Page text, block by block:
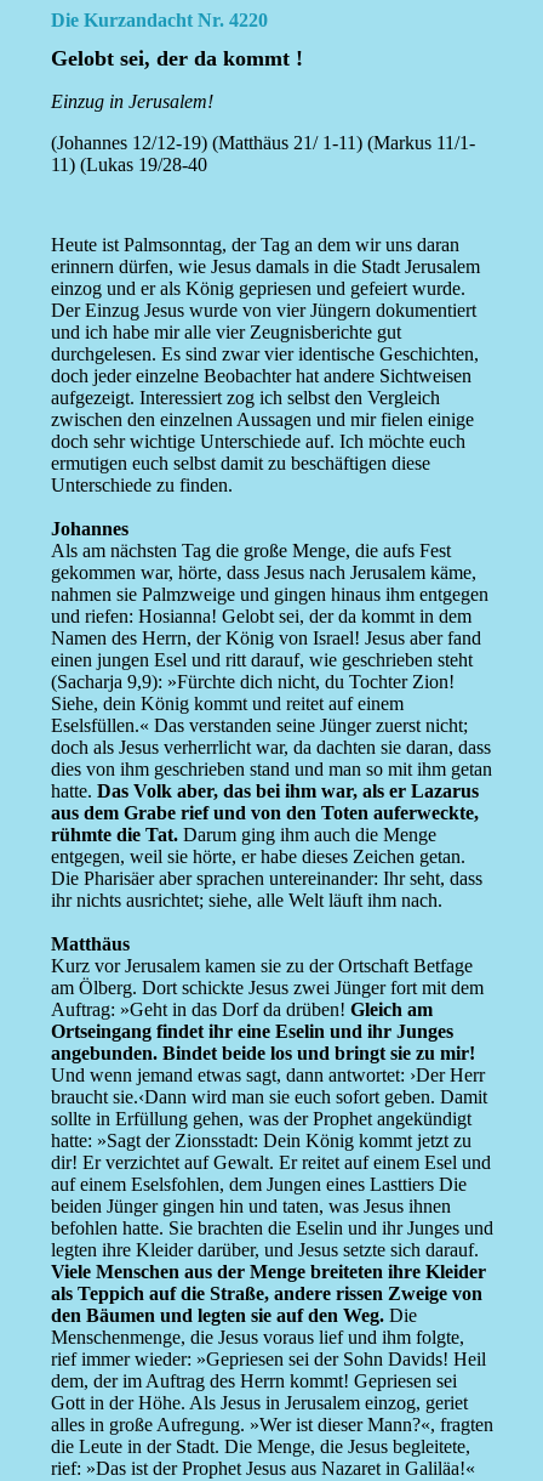
Die Kurzandacht Nr. 4220
Gelobt sei, der da kommt !
Einzug in Jerusalem!
(Johannes 12/12-19) (Matthäus 21/ 1-11) (Markus 11/1-
11) (Lukas 19/28-40
Heute ist Palmsonntag, der Tag an dem wir uns daran
erinnern dürfen, wie Jesus damals in die Stadt Jerusalem
einzog und er als König gepriesen und gefeiert wurde.
Der Einzug Jesus wurde von vier Jüngern dokumentiert
und ich habe mir alle vier Zeugnisberichte gut
durchgelesen. Es sind zwar vier identische Geschichten,
doch jeder einzelne Beobachter hat andere Sichtweisen
aufgezeigt. Interessiert zog ich selbst den Vergleich
zwischen den einzelnen Aussagen und mir fielen einige
doch sehr wichtige Unterschiede auf. Ich möchte euch
ermutigen euch selbst damit zu beschäftigen diese
Unterschiede zu finden.
Johannes
Als am nächsten Tag die große Menge, die aufs Fest
gekommen war, hörte, dass Jesus nach Jerusalem käme,
nahmen sie Palmzweige und gingen hinaus ihm entgegen
und riefen: Hosianna! Gelobt sei, der da kommt in dem
Namen des Herrn, der König von Israel! Jesus aber fand
einen jungen Esel und ritt darauf, wie geschrieben steht
(Sacharja 9,9): »Fürchte dich nicht, du Tochter Zion!
Siehe, dein König kommt und reitet auf einem
Eselsfüllen.« Das verstanden seine Jünger zuerst nicht;
doch als Jesus verherrlicht war, da dachten sie daran, dass
dies von ihm geschrieben stand und man so mit ihm getan
hatte. Das Volk aber, das bei ihm war, als er Lazarus
aus dem Grabe rief und von den Toten auferweckte,
rühmte die Tat.Darum ging ihm auch die Menge
entgegen, weil sie hörte, er habe dieses Zeichen getan.
Die Pharisäer aber sprachen untereinander: Ihr seht, dass
ihr nichts ausrichtet; siehe, alle Welt läuft ihm nach.
Matthäus
Kurz vor Jerusalem kamen sie zu der Ortschaft Betfage
am Ölberg. Dort schickte Jesus zwei Jünger fort mit dem
Auftrag: »Geht in das Dorf da drüben! Gleich am
Ortseingang findet ihr eine Eselin und ihr Junges
angebunden. Bindet beide los und bringt sie zu mir!
Und wenn jemand etwas sagt, dann antwortet: ›Der Herr
braucht sie.‹Dann wird man sie euch sofort geben. Damit
sollte in Erfüllung gehen, was der Prophet angekündigt
hatte: »Sagt der Zionsstadt: Dein König kommt jetzt zu
dir! Er verzichtet auf Gewalt. Er reitet auf einem Esel und
auf einem Eselsfohlen, dem Jungen eines Lasttiers Die
beiden Jünger gingen hin und taten, was Jesus ihnen
befohlen hatte. Sie brachten die Eselin und ihr Junges und
legten ihre Kleider darüber, und Jesus setzte sich darauf.
Viele Menschen aus der Menge breiteten ihre Kleider
als Teppich auf die Straße, andere rissen Zweige von
den Bäumen und legten sie auf den Weg.Die
Menschenmenge, die Jesus voraus lief und ihm folgte,
rief immer wieder: »Gepriesen sei der Sohn Davids! Heil
dem, der im Auftrag des Herrn kommt! Gepriesen sei
Gott in der Höhe. Als Jesus in Jerusalem einzog, geriet
alles in große Aufregung. »Wer ist dieser Mann?«, fragten
die Leute in der Stadt. Die Menge, die Jesus begleitete,
rief: »Das ist der Prophet Jesus aus Nazaret in Galiläa!«